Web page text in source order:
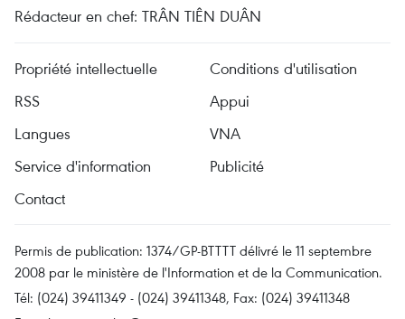
Rédacteur en chef: TRÂN TIÊN DUÂN
Propriété intellectuelle
Conditions d'utilisation
RSS
Appui
Langues
VNA
Service d'information
Publicité
Contact
Permis de publication: 1374/GP-BTTTT délivré le 11 septembre
2008 par le ministère de l'Information et de la Communication.
Tél: (024) 39411349 - (024) 39411348, Fax: (024) 39411348